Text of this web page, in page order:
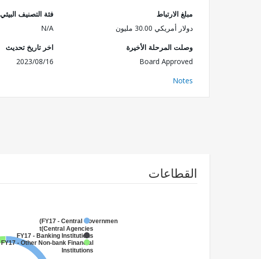
مبلغ الارتباط
دولار أمريكي 30.00 مليون
فئة التصنيف البيئي
N/A
وصلت المرحلة الأخيرة
Board Approved
اخر تاريخ تحديث
2023/08/16
Notes
القطاعات
FY17 - Central Government
(Central Agencies
)
FY17 - Banking Institutions
FY17 - Other Non-bank Financial
Institutions